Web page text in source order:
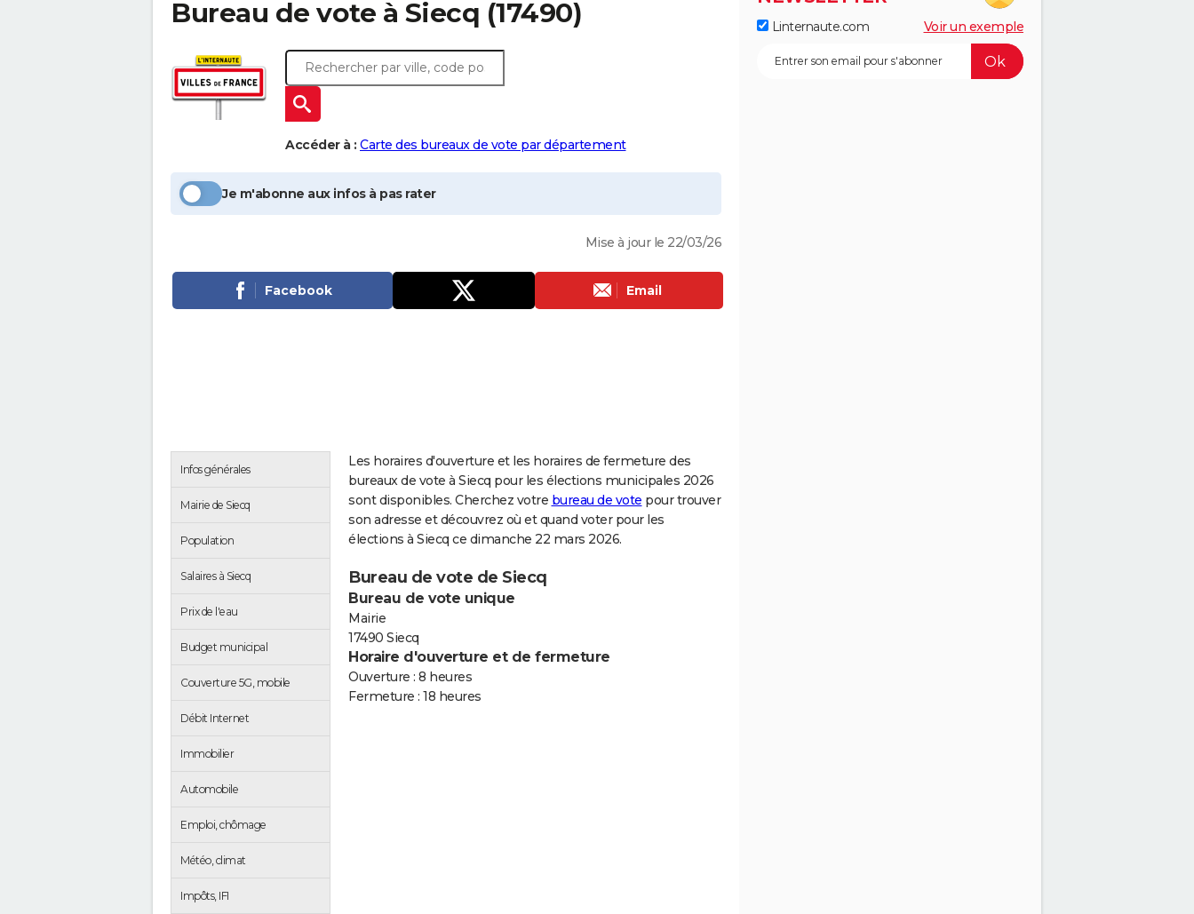
Bureau de vote à Siecq (17490)
Accéder à : Carte des bureaux de vote par département
Je m'abonne aux infos à pas rater
Mise à jour le 22/03/26
Facebook Email
Infos générales
Mairie de Siecq
Population
Salaires à Siecq
Prix de l'eau
Budget municipal
Couverture 5G, mobile
Débit Internet
Immobilier
Automobile
Emploi, chômage
Météo, climat
Impôts, IFI
Les horaires d'ouverture et les horaires de fermeture des
bureaux de vote à Siecq pour les élections municipales 2026
sont disponibles. Cherchez votre bureau de vote pour trouver
son adresse et découvrez où et quand voter pour les
élections à Siecq ce dimanche 22 mars 2026.
Bureau de vote de Siecq
Bureau de vote unique
Mairie
17490 Siecq
Horaire d'ouverture et de fermeture
Ouverture : 8 heures
Fermeture : 18 heures
Linternaute.com Voir un exemple